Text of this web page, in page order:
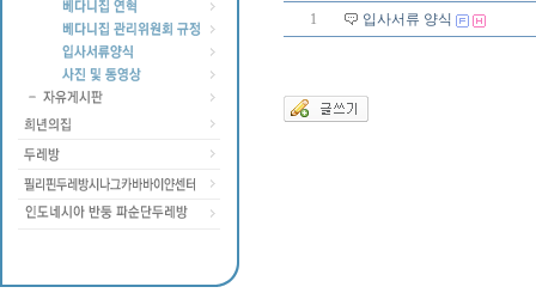
1 입사서류 양식